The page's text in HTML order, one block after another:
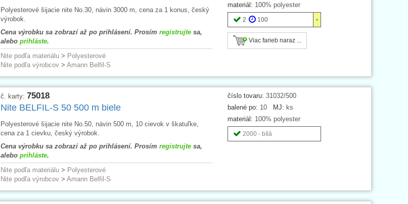
materiál: 100% polyester
2 100
Viac farieb naraz ...
Polyesterové šijacie nite No.30, návin 3000 m, cena za 1 konus, český
výrobok.
Cena výrobku sa zobrazí až po prihlásení. Prosím registrujtesa,
alebo prihláste.
Nite podľa materiálu> Polyesterové
Nite podľa výrobcov> Amann Belfil-S
číslo tovaru: 31032/500
balené po: 10 MJ: ks
materiál: 100% polyester
2000 - bílá
č. karty: 75018
Nite BELFIL-S 50 500 m biele
Polyesterové šijacie nite No.50, návin 500 m, 10 cievok v škatuľke,
cena za 1 cievku, český výrobok.
Cena výrobku sa zobrazí až po prihlásení. Prosím registrujtesa,
alebo prihláste.
Nite podľa materiálu> Polyesterové
Nite podľa výrobcov> Amann Belfil-S